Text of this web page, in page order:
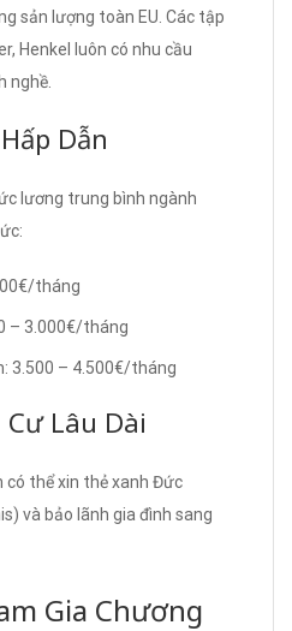
sản lượng toàn EU. Các tập
Henkel luôn có nhu cầu
nghề.
Dẫn
lương trung bình ngành
tháng
– 3.000€/tháng
3.500 – 4.500€/tháng
Lâu Dài
có thể xin thẻ xanh Đức
và bảo lãnh gia đình sang
Gia Chương